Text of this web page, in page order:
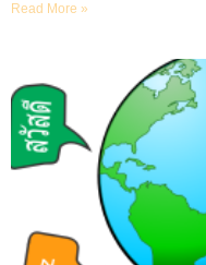
Read More »